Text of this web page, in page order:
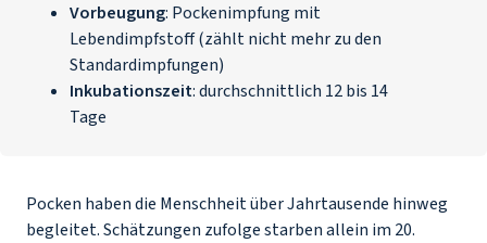
Vorbeugung: Pockenimpfung mit
Lebendimpfstoff(zählt nicht mehr zu den
Standardimpfungen)
Inkubationszeit: durchschnittlich 12 bis 14
Tage
Pocken haben die Menschheit über Jahrtausende hinweg
begleitet. Schätzungen zufolge starben allein im 20.